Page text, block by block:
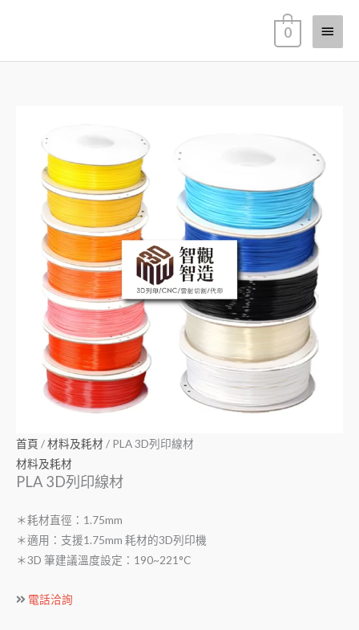
主
要
0
首頁 /材料及耗材 / PLA 3D列印線材
材料及耗材
PLA 3D列印線材
＊耗材直徑：1.75mm
＊適用：支援1.75mm 耗材的3D列印機
＊3D 筆建議溫度設定：190~221°C
電話洽詢